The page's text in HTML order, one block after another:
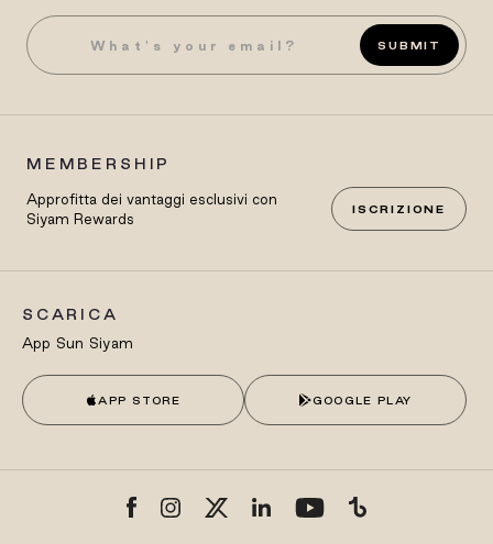
SUBMIT
MEMBERSHIP
Approfitta dei vantaggi esclusivi con
Siyam Rewards
ISCRIZIONE
SCARICA
App Sun Siyam
APP STORE GOOGLE PLAY